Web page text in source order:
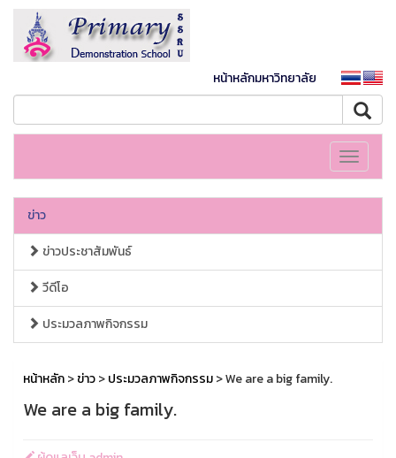
หน้าหลักมหาวิทยาลัย
Toggle
ข่าว
ข่าวประชาสัมพันธ์
วีดีโอ
ประมวลภาพกิจกรรม
หน้าหลัก>ข่าว>ประมวลภาพกิจกรรม> We are a big family.
We are a big family.